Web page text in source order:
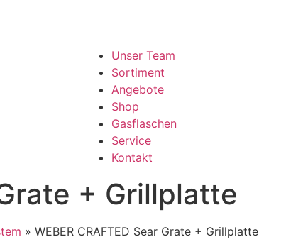
Unser Team
Sortiment
Angebote
Shop
Gasflaschen
Service
Kontakt
+ Grillplatte
» WEBER CRAFTED Sear Grate + Grillplatte